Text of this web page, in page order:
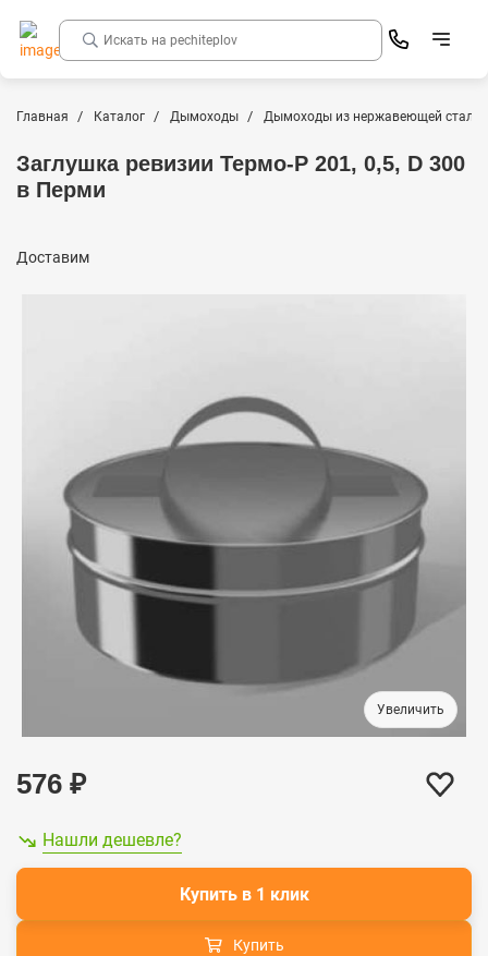
Главная Каталог Дымоходы Дымоходы из нержавеющей стали
Заглушка ревизии Термо-Р 201, 0,5, D 300
в Перми
Доставим
576 ₽
Нашли дешевле?
Купить
Купить в 1 клик